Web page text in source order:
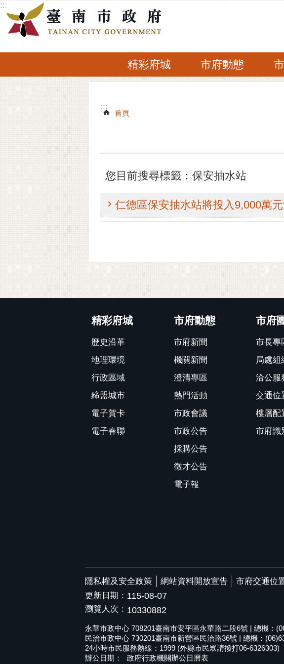
跳到主要內容區塊
:::
精彩府城 市府動態
:::
:::
首頁
您目前搜尋標籤：保安抽水站
仁德區保安抽水站將投入9,000萬
精彩府城
歷史沿革
地理環境
行政區域
締盟城市
電子賀卡
電子春聯
市府動態
市府新聞
機關新聞
澄清專區
熱門活動
市政會議
市政公告
採購公告
徵才公告
電子報
市府
市長專
局處組
洽公服
交通位
樓層配
市府識
隱私權及安全政策 網站資料開放宣告
市府交通位
更新日期： 115-08-07
瀏覽人次： 10330882
永華市政中心 708201臺南市安平區永華路二段6號 | 總機：
民治市政中心 730201臺南市新營區民治路36號 | 總機：
24小時市民服務熱線：1999 (外縣市民眾請撥打06-6326303)
辦公日期：
政府行政機關辦公日曆表